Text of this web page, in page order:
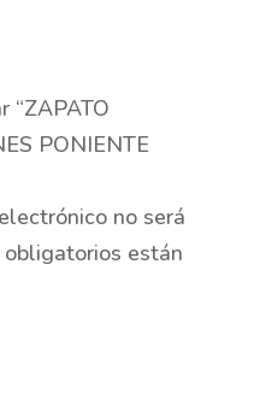
“ZAPATO
PONIENTE
no será
obligatorios están